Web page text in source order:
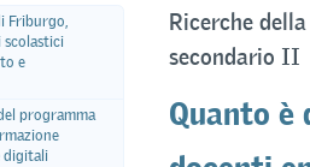
Friburgo,
scolastici
e
programma
digitali
Ricerche
secondario II
Quanto